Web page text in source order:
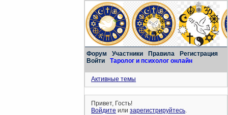
Форум Участники Правила
Регистрация
Войти
Таролог и психолог онлайн
Активные темы
Привет, Гость!
Войдите илизарегистрируйтесь.